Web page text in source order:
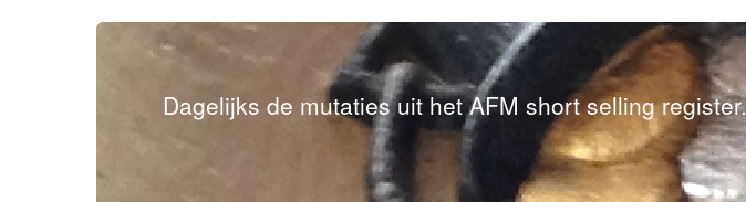
Dagelijks de mutaties uit het AFM short selling register.